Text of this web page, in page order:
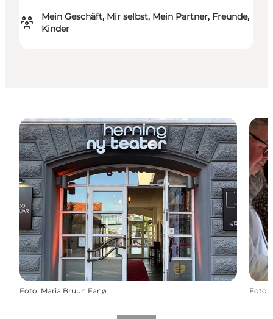
Mein Geschäft, Mir selbst, Mein Partner, Freunde,
Kinder
Foto: Maria Bruun Fanø Foto: